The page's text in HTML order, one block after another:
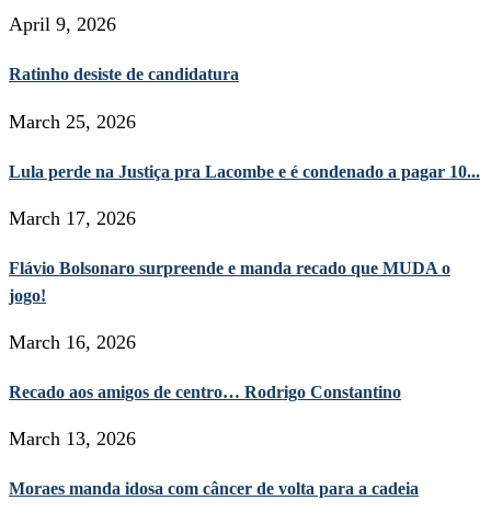
April 9, 2026
Ratinho desiste de candidatura
March 25, 2026
Lula perde na Justiça pra Lacombe e é condenado a pagar 10...
March 17, 2026
Flávio Bolsonaro surpreende e manda recado que MUDA o
jogo!
March 16, 2026
Recado aos amigos de centro… Rodrigo Constantino
March 13, 2026
Moraes manda idosa com câncer de volta para a cadeia